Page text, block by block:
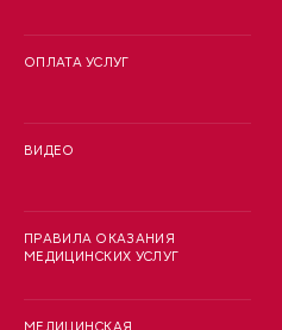
ОПЛАТА УСЛУГ
ВИДЕО
ПРАВИЛА ОКАЗАНИЯ
МЕДИЦИНСКИХ УСЛУГ